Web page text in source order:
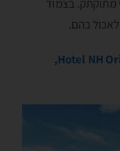
מתוקתק. בצמוד
לאכול בהם.
לבדיקת זמינות ומחירים ב-Hotel NH Orio al Serio,